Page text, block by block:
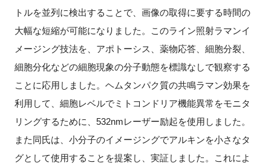
トルを並列に検出することで、画像の取得に要する時間の
大幅な短縮が可能になりました。このライン照射ラマンイ
メージング技法を、アポトーシス、薬物応答、細胞分裂、
細胞分化などの細胞現象の分子動態を標識なしで観察する
ことに応用しました。ヘムタンパク質の共鳴ラマン効果を
利用して、細胞レベルでミトコンドリア機能異常をモニタ
リングするために、532nmレーザー励起を使用しました。
また同氏は、小分子のイメージングでアルキンを小さなタ
グとして使用することを提案し、実証しました。これによ